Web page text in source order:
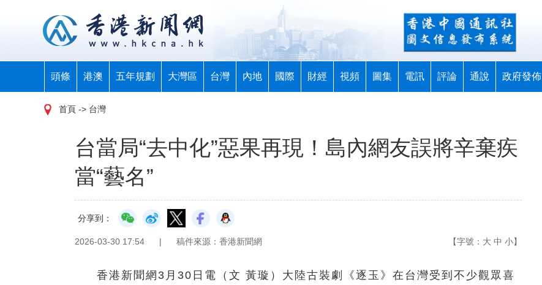
頭條 港澳 五年規劃 大灣區 台灣 內地 國際 財經 視頻 圖集 電訊 評論 通說 政府發佈
首頁 -> 台灣
台當局“去中化”惡果再現！島內網友誤將辛棄疾
當“藝名”
分享到：
2026-03-30 17:54 | 稿件來源：香港新聞網 【字號： 大 中 小】
香港新聞網3月30日電（文 黃璇）大陸古裝劇《逐玉》在台灣受到不少觀眾喜